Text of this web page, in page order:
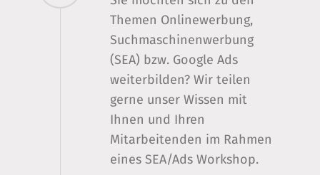
Themen Onlinewerbung,
Suchmaschinenwerbung
(SEA) bzw. Google Ads
weiterbilden? Wir teilen
gerne unser Wissen mit
Ihnen und Ihren
Mitarbeitenden im Rahmen
eines SEA/Ads Workshop.